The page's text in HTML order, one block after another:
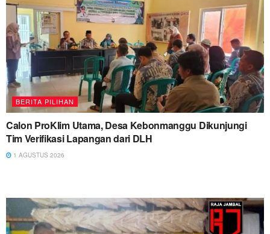
BERITA PILIHAN
Calon ProKlim Utama, Desa Kebonmanggu Dikunjungi
Tim Verifikasi Lapangan dari DLH
1 AGUSTUS 2026